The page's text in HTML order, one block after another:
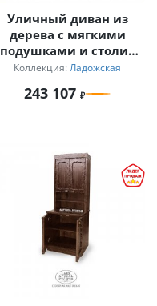
Уличный диван из
дерева с мягкими
подушками и столик
для дачи
Коллекция: Ладожская
243 107